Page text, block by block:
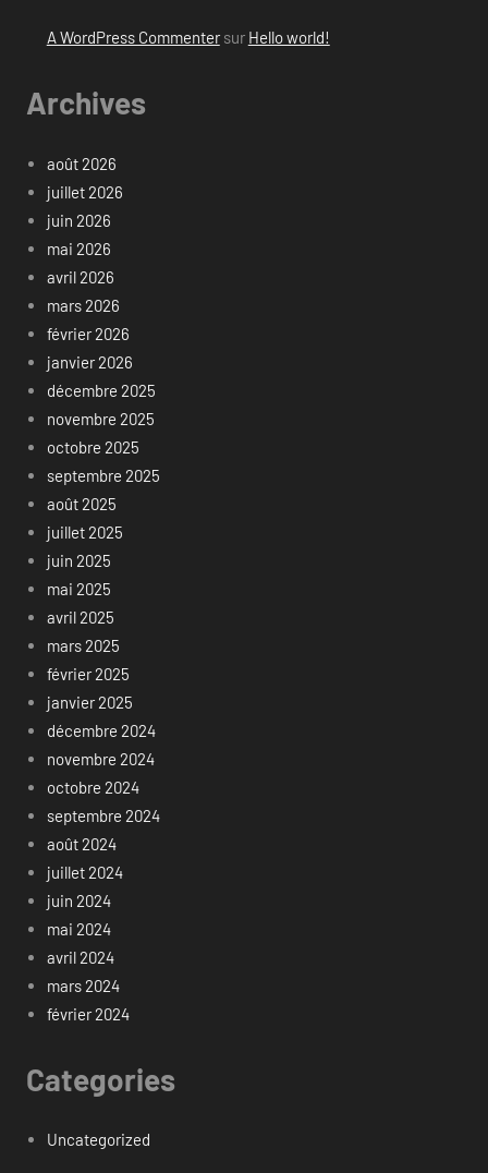
A WordPress Commentersur Hello world!
Archives
août 2026
juillet 2026
juin 2026
mai 2026
avril 2026
mars 2026
février 2026
janvier 2026
décembre 2025
novembre 2025
octobre 2025
septembre 2025
août 2025
juillet 2025
juin 2025
mai 2025
avril 2025
mars 2025
février 2025
janvier 2025
décembre 2024
novembre 2024
octobre 2024
septembre 2024
août 2024
juillet 2024
juin 2024
mai 2024
avril 2024
mars 2024
février 2024
Categories
Uncategorized